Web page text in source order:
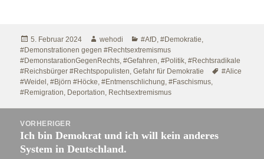
Veröffentlicht
am
5. Februar 2024 Autor
wehodi Kategorien
#AfD ,#Demokratie
#Demonstrationen gegen #Rechtsextremismus
#DemonstarationGegenRechts ,#Gefahren ,#Politik ,#Rechtsradikale
#Reichsbürger #Rechtspopulisten ,Gefahr für Demokratie Schlagwörter
#Alice
#Weidel ,#Björn #Höcke ,#Entmenschlichung ,#Faschismus
#Remigration Deportation Rechtsextremismus
Beitragsnavigation
VORHERIGER
Vorheriger
Ich bin Demokrat und ich will kein anderes
System in Deutschland.